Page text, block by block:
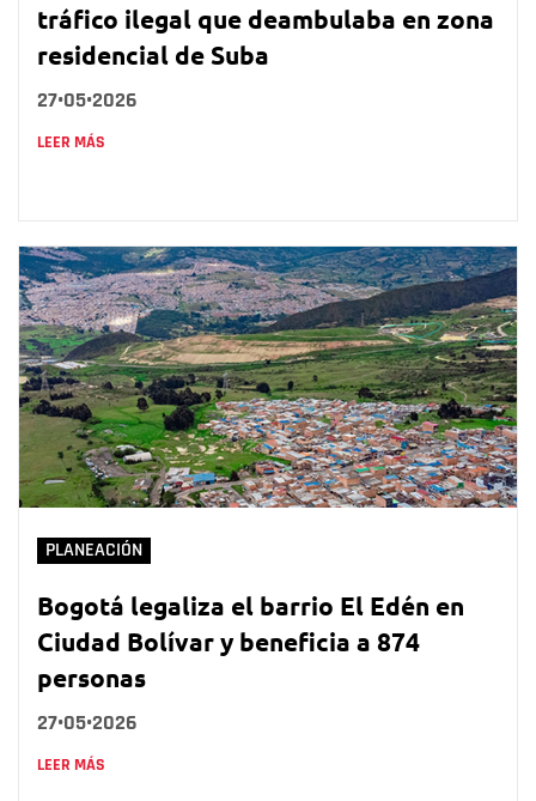
tráfico ilegal que deambulaba en zona
residencial de Suba
27•05•2026
LEER MÁS
PLANEACIÓN
Bogotá legaliza el barrio El Edén en
Ciudad Bolívar y beneficia a 874
personas
27•05•2026
LEER MÁS